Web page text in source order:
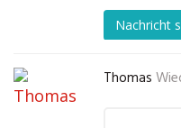
Nachricht
Thomas